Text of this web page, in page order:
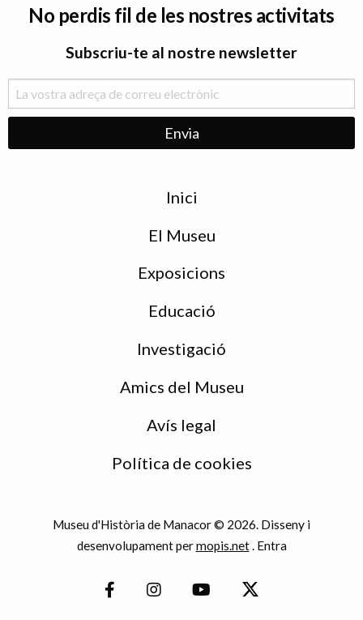
No perdis fil de les nostres activitats
Subscriu-te al nostre newsletter
Inici
El Museu
Exposicions
Educació
Investigació
Amics del Museu
Avís legal
Política de cookies
Museu d'Història de Manacor © 2026. Disseny i
desenvolupament permopis.net. Entra